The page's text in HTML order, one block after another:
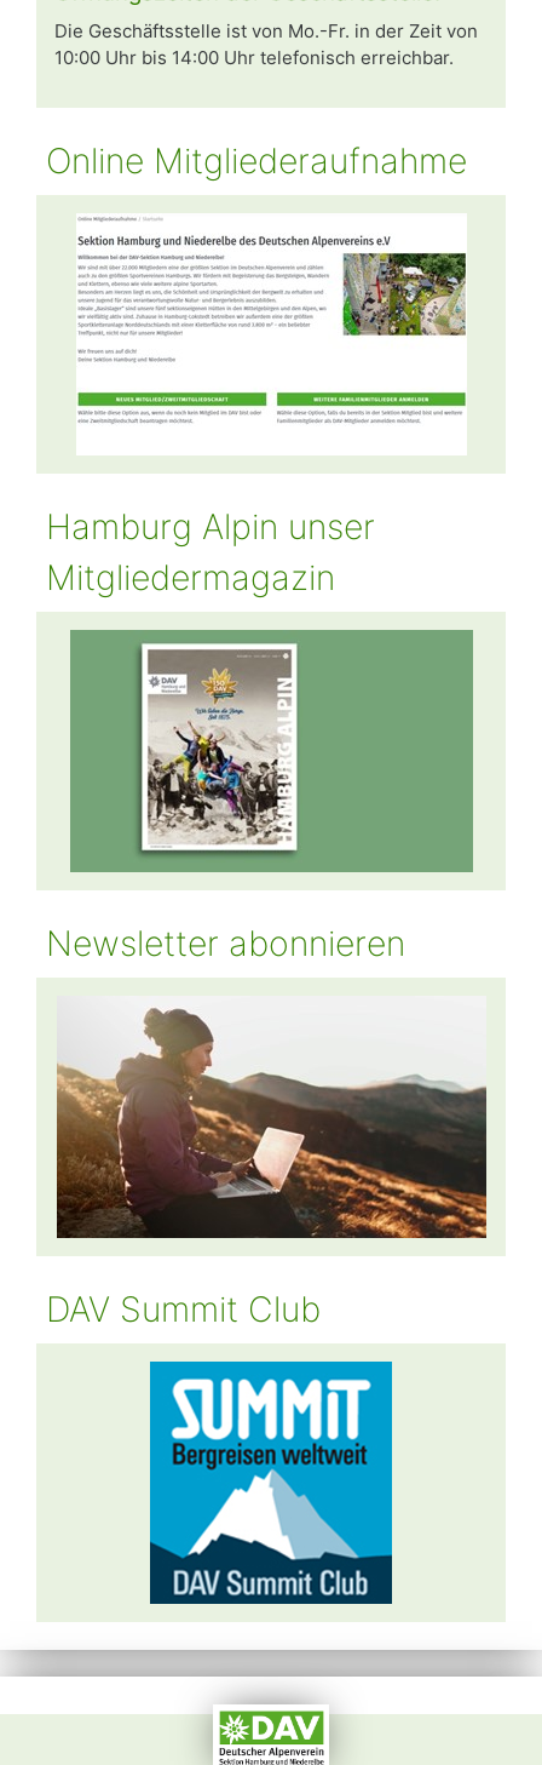
Die Geschäftsstelle ist von Mo.-Fr. in der Zeit von
10:00 Uhr bis 14:00 Uhr telefonisch erreichbar.
Online Mitgliederaufnahme
Hamburg Alpin unser
Mitgliedermagazin
Newsletter abonnieren
DAV Summit Club